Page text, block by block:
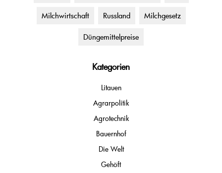
Milchwirtschaft Russland Milchgesetz
Düngemittelpreise
Kategorien
Litauen
Agrarpolitik
Agrotechnik
Bauernhof
Die Welt
Gehöft